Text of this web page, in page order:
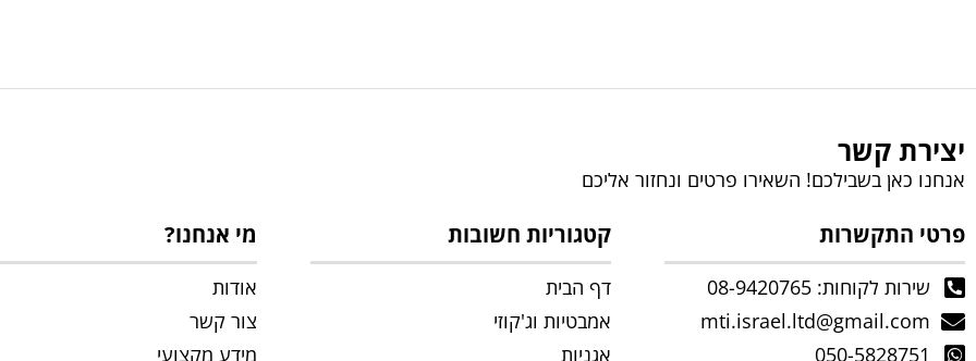
יצירת קשר
אנחנו כאן בשבילכם! השאירו פרטים ונחזור אליכם
פרטי התקשרות
שירות לקוחות: 08-9420765
mti.israel.ltd@gmail.com
050-5828751
קטגוריות חשובות
דף הבית
אמבטיות וג'קוזי
אגניות
מי אנחנו?
אודות
צור קשר
מידע מקצועי